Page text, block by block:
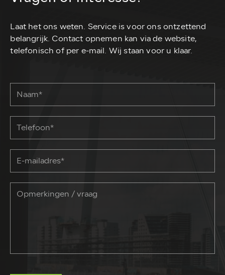
Laat het ons weten. Service is voor ons ontzettend
belangrijk. Contact opnemen kan via de website,
telefonisch of per e-mail. Wij staan voor u klaar.